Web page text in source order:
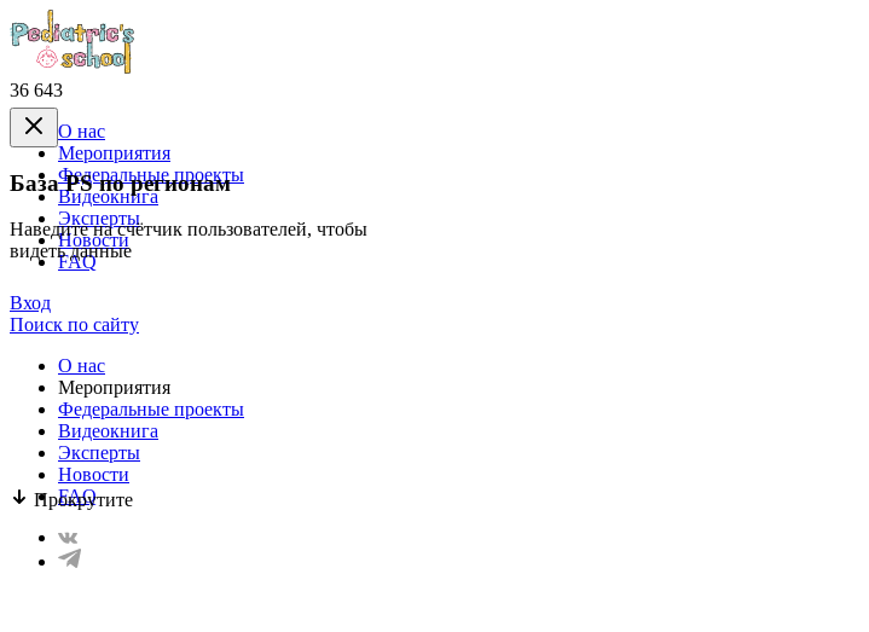
36 643
База PS по регионам
Наведите на счётчик пользователей, чтобы
видеть данные
Прокрутите
О нас
Mероприятия
Федеральные проекты
Видеокнига
Эксперты
Новости
FAQ
Вход
Поиск по сайту
О нас
Mероприятия
Федеральные проекты
Видеокнига
Эксперты
Новости
FAQ